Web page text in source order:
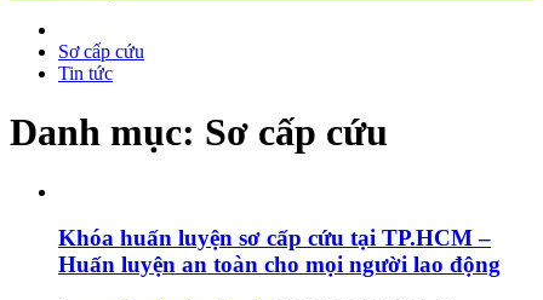
Sơ cấp cứu
Tin tức
Danh mục: Sơ cấp cứu
Khóa huấn luyện sơ cấp cứu tại TP.HCM –
Huấn luyện an toàn cho mọi người lao động